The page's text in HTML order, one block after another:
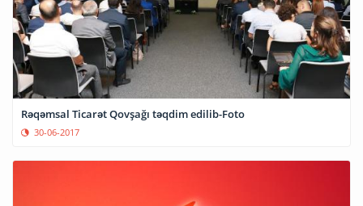
Rəqəmsal Ticarət Qovşağı təqdim edilib-Foto
30-06-2017